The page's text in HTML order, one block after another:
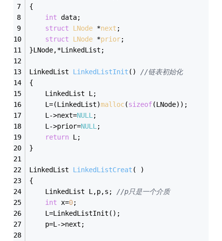
{
int data;
struct
LNode *next ;
struct
LNode *prior;
}LNode,*LinkedList;
LinkedList LinkedListInit ()
//链表初始化
{
	LinkedList L;
	L=(LinkedList)
malloc(sizeof(LNode));
	L->next=
NULL ;
	L->prior=
NULL ;
return L;
}
LinkedList LinkedListCreat ( )
{
	LinkedList L,p,s;
//p只是一个介质
int x=0;
	L=LinkedListInit();
	p=L->next;